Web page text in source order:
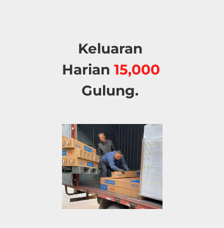
Keluaran
Harian
Gulung.